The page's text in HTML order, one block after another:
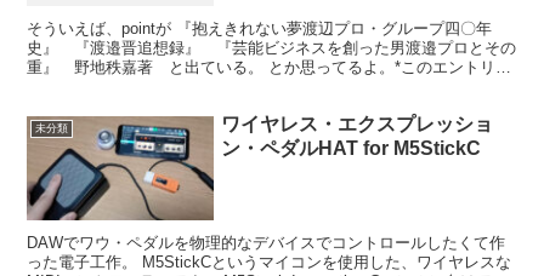
そういえば、pointが 『抱えきれない夢渡辺プロ・グループ四〇年
史』 『渡邉晋追想録』 『芸能ビジネスを創った男渡邉プロとその
重』 野地秩嘉著 と出ている。 とか思ってるよ。*このエントリ
未分類
ワイヤレス・エクスプレッショ
ン・ペダルHAT for M5StickC
DAWでワウ・ペダルを物理的なデバイスでコントロールしたくて作
った電子工作。 M5StickCというマイコンを使用した、ワイヤレスな